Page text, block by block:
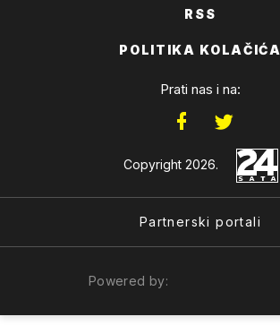
RSS
POLITIKA KOLAČIĆA
Prati nas i na:
Copyright 2026.
Partnerski portali
Powered by: